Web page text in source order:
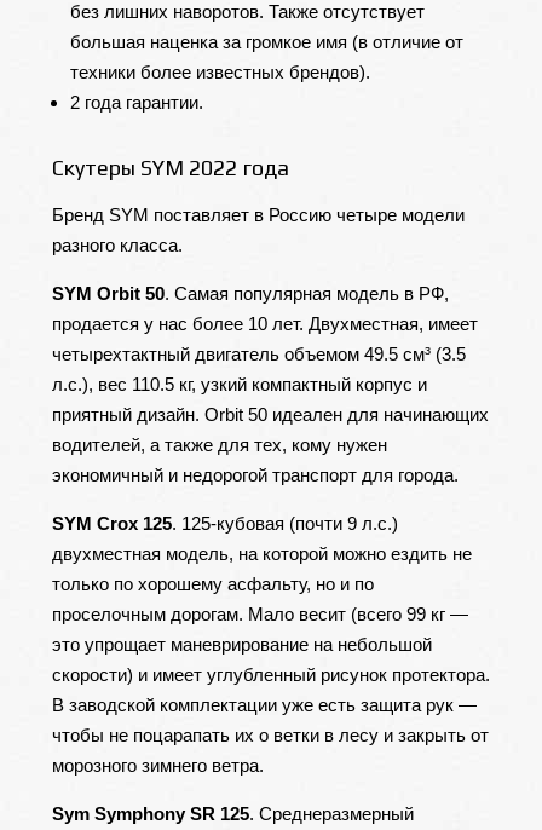
без лишних наворотов. Также отсутствует
большая наценка за громкое имя (в отличие от
техники более известных брендов).
2 года гарантии.
Скутеры SYM 2022 года
Бренд SYM поставляет в Россию четыре модели
разного класса.
SYM Orbit 50. Самая популярная модель в РФ,
продается у нас более 10 лет. Двухместная, имеет
четырехтактный двигатель объемом 49.5 см³ (3.5
л.с.), вес 110.5 кг, узкий компактный корпус и
приятный дизайн. Orbit 50 идеален для начинающих
водителей, а также для тех, кому нужен
экономичный и недорогой транспорт для города.
SYM Crox 125. 125-кубовая (почти 9 л.с.)
двухместная модель, на которой можно ездить не
только по хорошему асфальту, но и по
проселочным дорогам. Мало весит (всего 99 кг —
это упрощает маневрирование на небольшой
скорости) и имеет углубленный рисунок протектора.
В заводской комплектации уже есть защита рук —
чтобы не поцарапать их о ветки в лесу и закрыть от
морозного зимнего ветра.
Sym Symphony SR 125. Среднеразмерный